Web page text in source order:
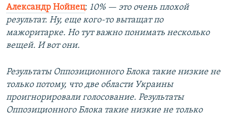
Александр Нойнец: 10% — это очень плохой
результат. Ну, еще кого-то вытащат по
мажоритарке. Но тут важно понимать несколько
вещей. И вот они.
Результаты Оппозиционного Блока такие низкие не
только потому, что две области Украины
проигнорировали голосование. Результаты
Оппозиционного Блока такие низкие не только